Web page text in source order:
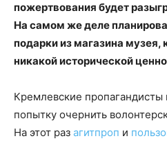
пожертвования будет
На самом же деле
подарки из магазина музея,
никакой исторической
Кремлевские
попытку очернить
На этот раз агитпроп и